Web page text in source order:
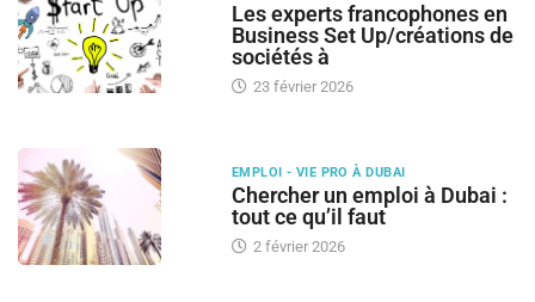
Les experts francophones en
Business Set Up/créations de
sociétés à
23 février 2026
EMPLOI - VIE PRO À DUBAI
Chercher un emploi à Dubai :
tout ce qu’il faut
2 février 2026